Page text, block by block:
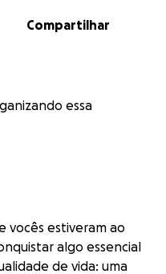
Compartilhar
essa
vocês estiveram ao
algo essencial
de vida: uma